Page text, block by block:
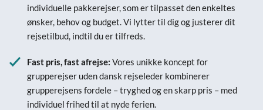
individuelle pakkerejser, som er tilpasset den enkeltes
ønsker, behov og budget. Vi lytter til dig og justerer dit
rejsetilbud, indtil du er tilfreds.
Fast pris, fast afrejse: Vores unikke koncept for
grupperejser uden dansk rejseleder kombinerer
grupperejsens fordele – tryghed og en skarp pris – med
individuel frihed til at nyde ferien.